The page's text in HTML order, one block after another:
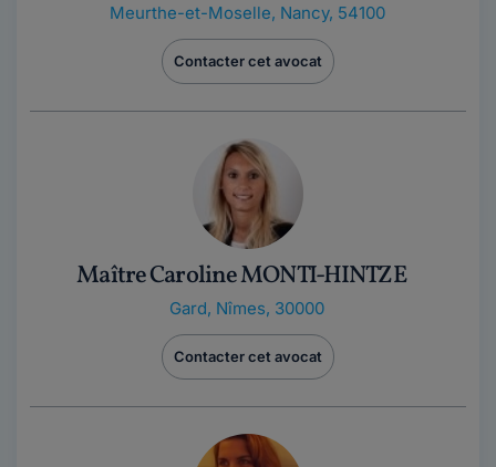
Meurthe-et-Moselle, Nancy, 54100
Contacter cet avocat
Maître Caroline MONTI-HINTZE
Gard, Nîmes, 30000
Contacter cet avocat